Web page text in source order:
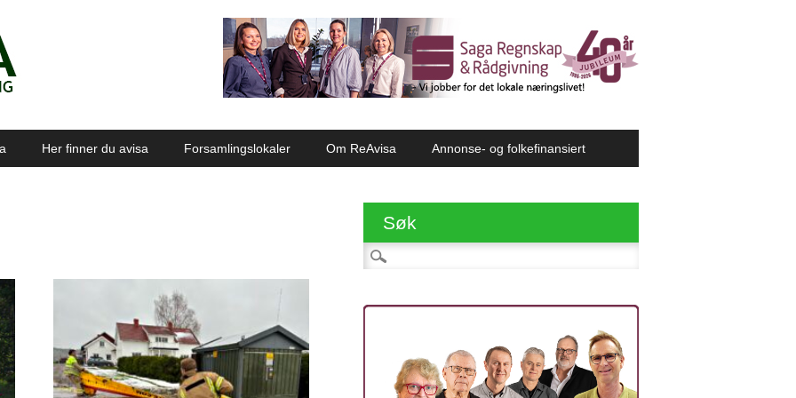
Her finner du avisa Forsamlingslokaler Om ReAvisa Annonse- og folkefinansiert
Søk
Søk etter: